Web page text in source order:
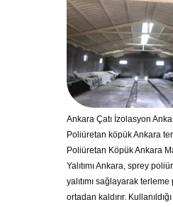
Ankara Çatı İzolasyon
Poliüretan köpük Ankara
Poliüretan Köpük Ankara
Yalıtımı Ankara, sprey
yalıtımı sağlayarak
ortadan kaldırır.